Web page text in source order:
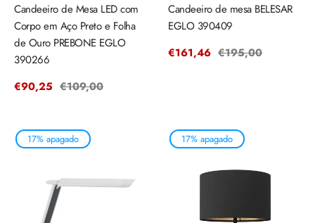
Candeeiro de Mesa LED com
Corpo em Aço Preto e Folha
de Ouro PREBONE EGLO
390266
Precio
€90,25 Precio
€109,00
Candeeiro de mesa BELESAR
EGLO 390409
Precio
€161,46 Precio
€195,00
17% apagado 17% apagado